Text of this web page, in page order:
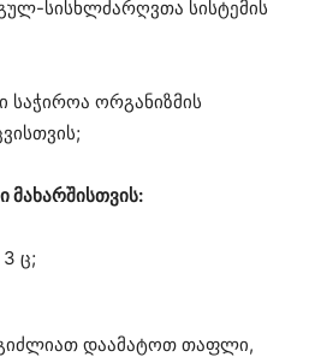
სისხლძარღვთა სისტემის
საჭიროა ორგანიზმის
მახარშისთვის:
ც;
დაამატოთ თაფლი,